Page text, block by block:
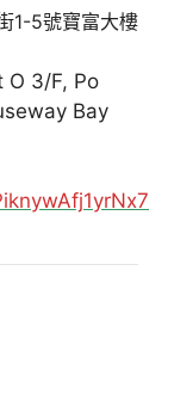
1-5號寶富大樓
O 3/F, Po
Bay